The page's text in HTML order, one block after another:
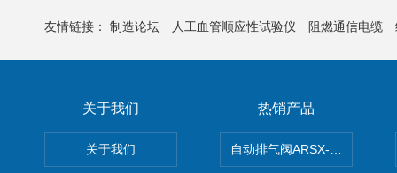
友情链接： 制造论坛 人工血管顺应性试验仪 阻燃通信电缆
关于我们
关于我们
热销产品
自动排气阀ARSX-0015/